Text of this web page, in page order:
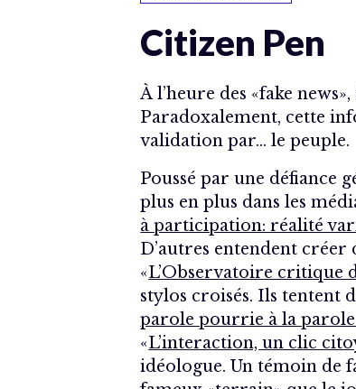
Citizen Pen
À l’heure des «fake
Paradoxalement, cette
validation par… le peuple.
Poussé par une défiance
plus en plus dans les
à participation: réalité
D’autres entendent
«L’Observatoire critique
stylos croisés. Ils tentent
parole pourrie à la
«L’interaction, un clic
idéologue. Un témoin de